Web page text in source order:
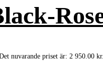
nuvarande priset är: 2 950.00 kr.